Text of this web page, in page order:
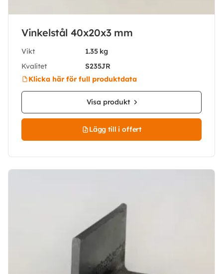
Vinkelstål 40x20x3 mm
Vikt
1.35 kg
Kvalitet
S235JR
Klicka här för full produktdata
Visa produkt
Lägg till i offert